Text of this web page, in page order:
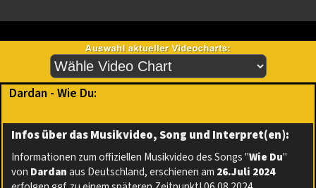
Dardan - Wie Du:
Infos über das Musikvideo, Song und Interpret(en):
Informationen zum offiziellen Musikvideo des Songs "Wie Du"
von Dardanaus Deutschland, erschienen am 26.Juli 2024